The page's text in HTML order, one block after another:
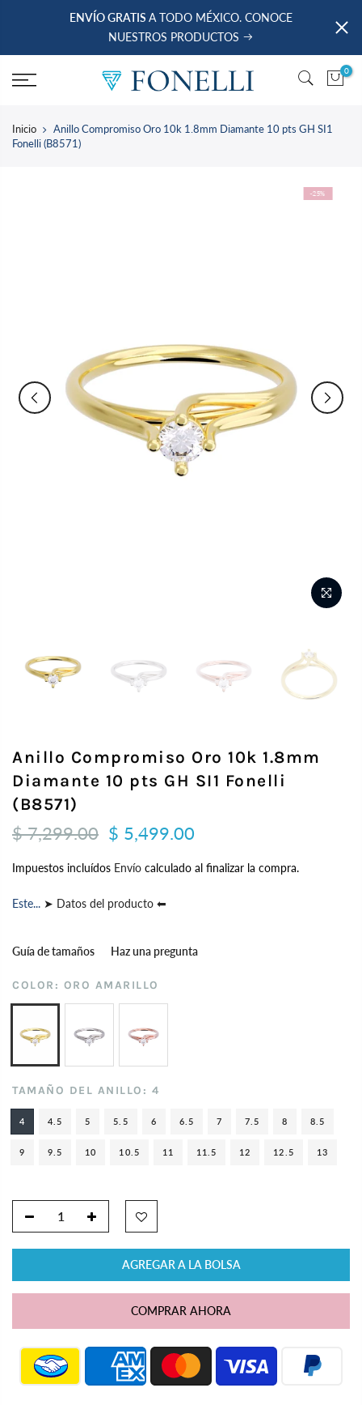
ENVÍO GRATIS A TODO MÉXICO. CONOCE
NUESTROS PRODUCTOS
0
Inicio
Anillo Compromiso Oro 10k 1.8mm Diamante 10 pts GH SI1
Fonelli (B8571)
-25%
Anillo Compromiso Oro 10k 1.8mm
Diamante 10 pts GH SI1 Fonelli
(B8571)
$ 7,299.00 $ 5,499.00
Impuestos incluídos Envío calculado al finalizar la compra.
Este... ➤ Datos del producto ⬅
Guía de tamaños Haz una pregunta
COLOR: ORO AMARILLO
TAMAÑO DEL ANILLO: 4
4 4.5 5 5.5 6 6.5 7 7.5 8 8.5
9 9.5 10 10.5 11 11.5 12 12.5 13
AGREGAR A LA BOLSA
COMPRAR AHORA